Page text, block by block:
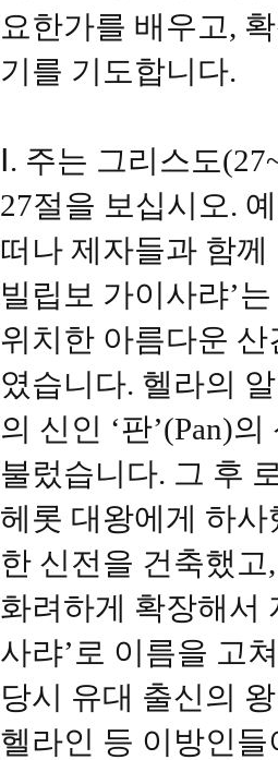
요한가를 배우고,
기를 기도합니다.
Ⅰ. 주는 그리스도
27절을 보십시오.
떠나 제자들과 함
빌립보 가이사랴’
위치한 아름다운
였습니다. 헬라의
의 신인 ‘판’(Pan)
불렀습니다. 그 후
헤롯 대왕에게 하
한 신전을 건축했
화려하게 확장해서
사랴’로 이름을 고
당시 유대 출신의
헬라인 등 이방인